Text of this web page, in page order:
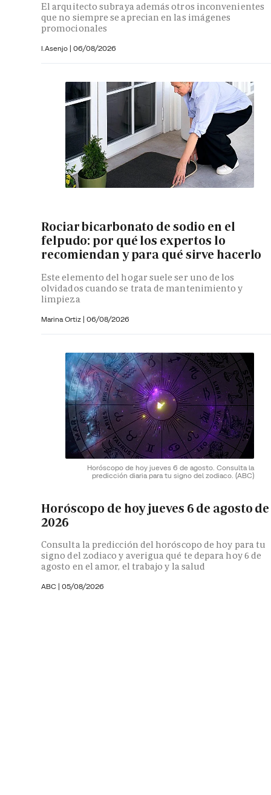
El arquitecto subraya además otros inconvenientes
que no siempre se aprecian en las imágenes
promocionales
I.Asenjo | 06/08/2026
Rociar bicarbonato de sodio en el
felpudo: por qué los expertos lo
recomiendan y para qué sirve hacerlo
Este elemento del hogar suele ser uno de los
olvidados cuando se trata de mantenimiento y
limpieza
Marina Ortiz | 06/08/2026
Horóscopo de hoy jueves 6 de agosto. Consulta la
predicción diaria para tu signo del zodiaco. (ABC)
Horóscopo de hoy jueves 6 de agosto de
2026
Consulta la predicción del horóscopo de hoy para tu
signo del zodiaco y averigua qué te depara hoy 6 de
agosto en el amor, el trabajo y la salud
ABC | 05/08/2026